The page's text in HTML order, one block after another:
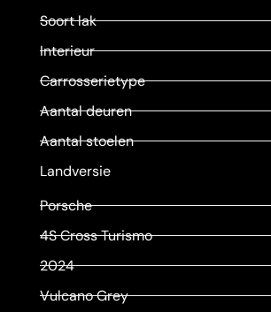
Soort lak
Interieur
Carrosserietype
Aantal deuren
Aantal stoelen
Landversie
Porsche
4S Cross Turismo
2024
Vulcano Grey